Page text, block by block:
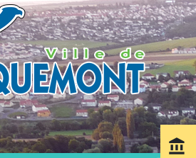
account_balance